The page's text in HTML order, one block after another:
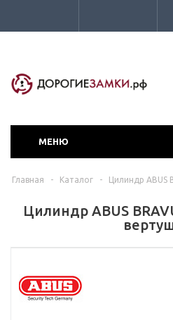
МЕНЮ
Главная - Каталог - Цилиндр ABUS
Цилиндр ABUS